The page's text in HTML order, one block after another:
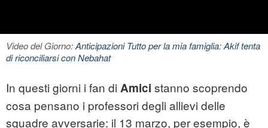
Video del Giorno:Anticipazioni Tutto per la mia famiglia: Akif tenta
di riconciliarsi con Nebahat
In questi giorni i fan di Amici stanno scoprendo
cosa pensano i professori degli allievi delle
squadre avversarie: il 13 marzo, per esempio, è